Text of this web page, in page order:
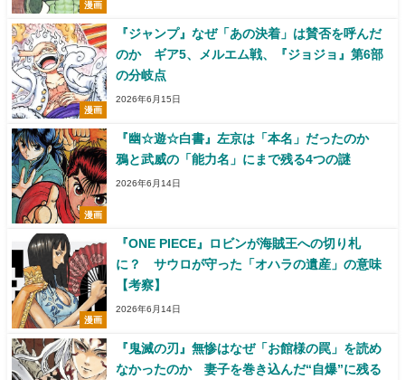
漫画
漫画
『ジャンプ』なぜ「あの決着」は賛否を呼んだ
のか ギア5、メルエム戦、『ジョジョ』第6部
の分岐点
2026年6月15日
漫画
『幽☆遊☆白書』左京は「本名」だったのか
鴉と武威の「能力名」にまで残る4つの謎
2026年6月14日
漫画
『ONE PIECE』ロビンが海賊王への切り札
に？ サウロが守った「オハラの遺産」の意味
【考察】
2026年6月14日
『鬼滅の刃』無惨はなぜ「お館様の罠」を読め
なかったのか 妻子を巻き込んだ“自爆”に残る